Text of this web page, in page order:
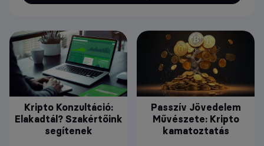
Kripto Konzultáció:
Elakadtál? Szakértőink
segítenek
Passzív Jövedelem
Művészete: Kripto
kamatoztatás